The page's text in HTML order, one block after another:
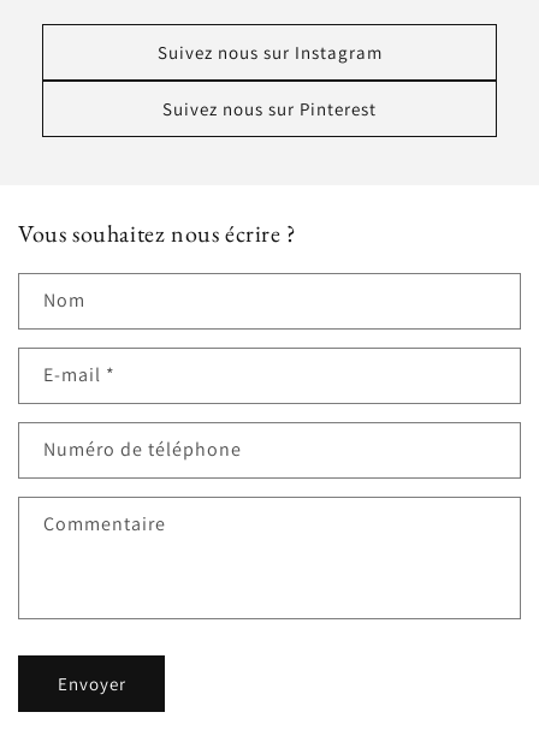
Suivez nous sur Instagram
Suivez nous sur Pinterest
Vous souhaitez nous écrire ?
Nom
E-mail *
Numéro de téléphone
Commentaire
Envoyer